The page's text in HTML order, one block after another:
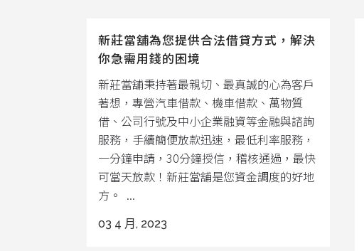
新莊當舖為您提供合法借貸方式，解決
你急需用錢的困境
新莊當舖秉持著最親切、最真誠的心為客戶
著想，專營汽車借款、機車借款、萬物質
借、公司行號及中小企業融資等金融與諮詢
服務，手續簡便放款迅速，最低利率服務，
一分鐘申請，30分鐘授信，稽核通過，最快
可當天放款！新莊當舖是您資金調度的好地
方。 ...
03 4 月, 2023